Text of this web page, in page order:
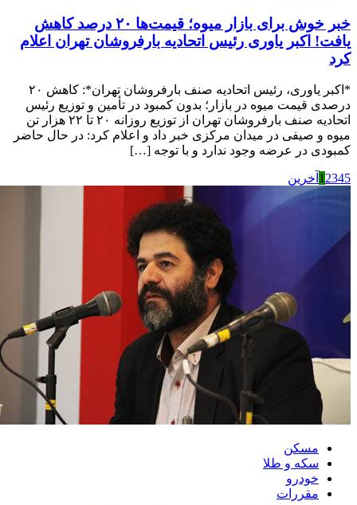
خبر خوش برای بازار میوه؛ قیمت‌ها ۲۰ درصد کاهش
یافت! اکبر یاوری رئیس اتحادیه بارفروشان تهران اعلام
کرد
*اکبر یاوری، رئیس اتحادیه صنف بارفروشان تهران*: کاهش ۲۰
درصدی قیمت میوه در بازار؛ بدون کمبود در تأمین و توزیع رئیس
اتحادیه صنف بارفروشان تهران از توزیع روزانه ۲۰ تا ۲۲ هزار تن
میوه و صیفی در میدان مرکزی خبر داد و اعلام کرد: در حال حاضر
کمبودی در عرضه وجود ندارد و با توجه […]
12345 آخرین
مسکن
سکه و طلا
خودرو
مقررات